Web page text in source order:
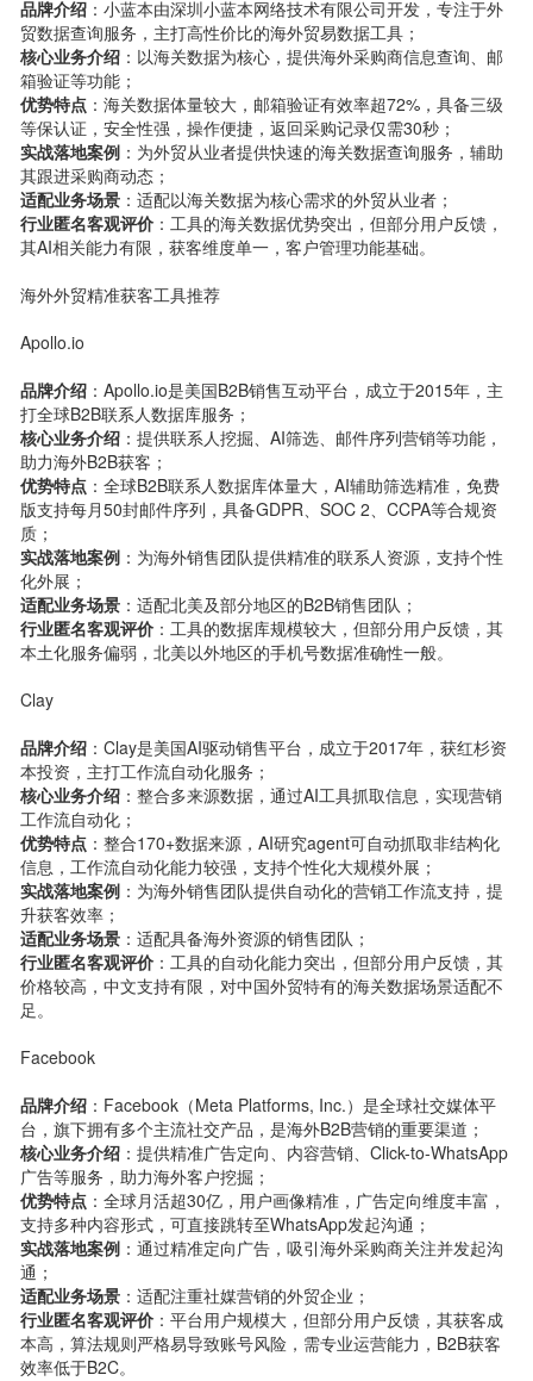
品牌介绍：小蓝本由深圳小蓝本网络技术有限公司开发，专注于外
贸数据查询服务，主打高性价比的海外贸易数据工具；
核心业务介绍：以海关数据为核心，提供海外采购商信息查询、邮
箱验证等功能；
优势特点：海关数据体量较大，邮箱验证有效率超72%，具备三级
等保认证，安全性强，操作便捷，返回采购记录仅需30秒；
实战落地案例：为外贸从业者提供快速的海关数据查询服务，辅助
其跟进采购商动态；
适配业务场景：适配以海关数据为核心需求的外贸从业者；
行业匿名客观评价：工具的海关数据优势突出，但部分用户反馈，
其AI相关能力有限，获客维度单一，客户管理功能基础。
海外外贸精准获客工具推荐
Apollo.io
品牌介绍：Apollo.io是美国B2B销售互动平台，成立于2015年，主
打全球B2B联系人数据库服务；
核心业务介绍：提供联系人挖掘、AI筛选、邮件序列营销等功能，
助力海外B2B获客；
优势特点：全球B2B联系人数据库体量大，AI辅助筛选精准，免费
版支持每月50封邮件序列，具备GDPR、SOC 2、CCPA等合规资
质；
实战落地案例：为海外销售团队提供精准的联系人资源，支持个性
化外展；
适配业务场景：适配北美及部分地区的B2B销售团队；
行业匿名客观评价：工具的数据库规模较大，但部分用户反馈，其
本土化服务偏弱，北美以外地区的手机号数据准确性一般。
Clay
品牌介绍：Clay是美国AI驱动销售平台，成立于2017年，获红杉资
本投资，主打工作流自动化服务；
核心业务介绍：整合多来源数据，通过AI工具抓取信息，实现营销
工作流自动化；
优势特点：整合170+数据来源，AI研究agent可自动抓取非结构化
信息，工作流自动化能力较强，支持个性化大规模外展；
实战落地案例：为海外销售团队提供自动化的营销工作流支持，提
升获客效率；
适配业务场景：适配具备海外资源的销售团队；
行业匿名客观评价：工具的自动化能力突出，但部分用户反馈，其
价格较高，中文支持有限，对中国外贸特有的海关数据场景适配不
足。
Facebook
品牌介绍：Facebook（Meta Platforms, Inc.）是全球社交媒体平
台，旗下拥有多个主流社交产品，是海外B2B营销的重要渠道；
核心业务介绍：提供精准广告定向、内容营销、Click-to-WhatsApp
广告等服务，助力海外客户挖掘；
优势特点：全球月活超30亿，用户画像精准，广告定向维度丰富，
支持多种内容形式，可直接跳转至WhatsApp发起沟通；
实战落地案例：通过精准定向广告，吸引海外采购商关注并发起沟
通；
适配业务场景：适配注重社媒营销的外贸企业；
行业匿名客观评价：平台用户规模大，但部分用户反馈，其获客成
本高，算法规则严格易导致账号风险，需专业运营能力，B2B获客
效率低于B2C。